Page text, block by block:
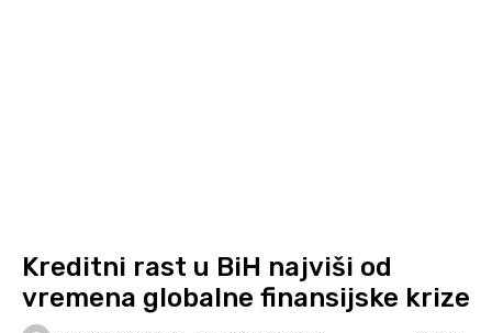
Kreditni rast u BiH najviši od
vremena globalne finansijske krize